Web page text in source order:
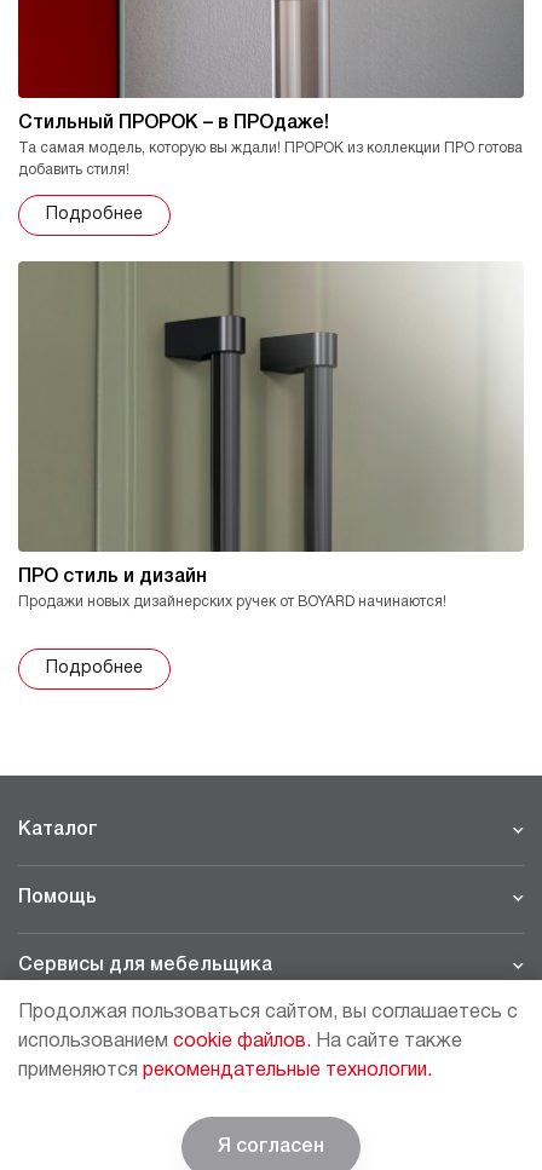
Стильный ПРОРОК – в ПРОдаже!
Та самая модель, которую вы ждали! ПРОРОК из коллекции ПРО готова
добавить стиля!
Подробнее
ПРО стиль и дизайн
Продажи новых дизайнерских ручек от BOYARD начинаются!
Подробнее
Каталог
Помощь
Сервисы для мебельщика
© BOYARD | Решение для мебели
МОСКВА - ШОУРУМ/СКЛАД
Продолжая пользоваться сайтом, вы соглашаетесь с
использованием cookie файлов. На сайте также
применяются рекомендательные технологии.
Я согласен